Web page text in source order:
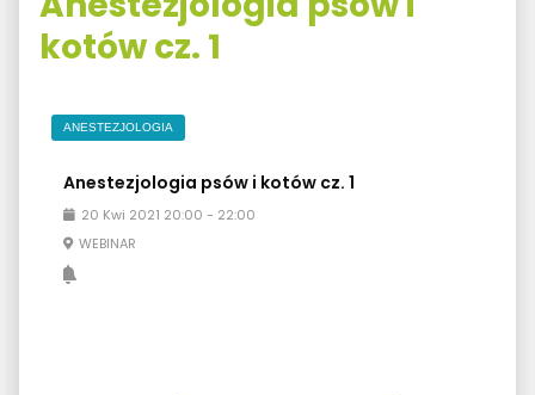
kotów cz. 1
ANESTEZJOLOGIA
Anestezjologia psów i kotów cz. 1
20 Kwi 2021 20:00 - 22:00
WEBINAR